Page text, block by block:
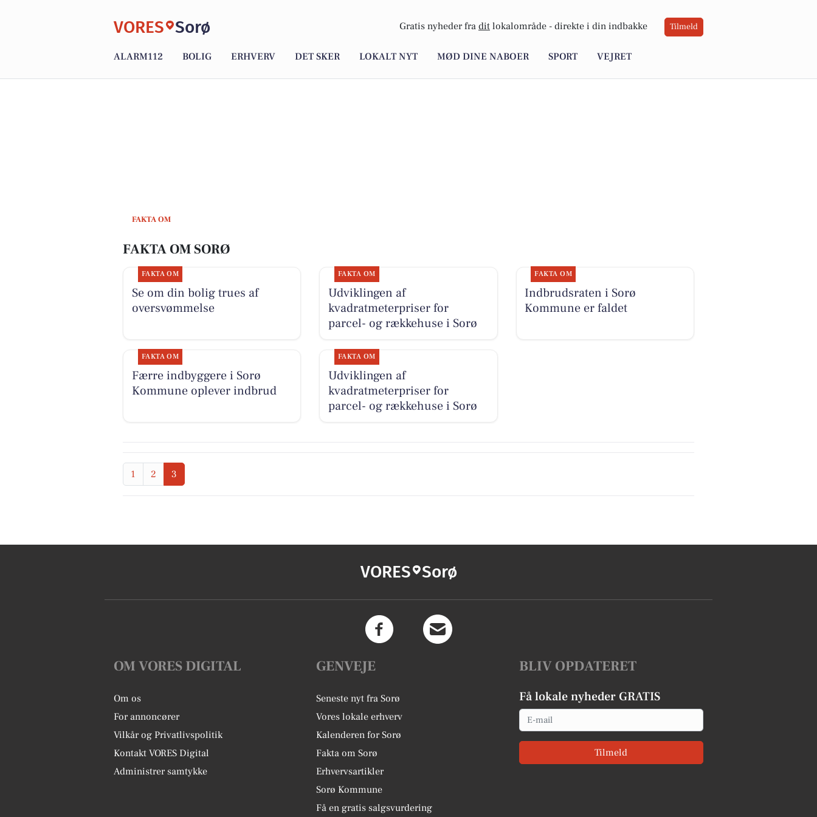
VORES Sorø Gratis nyheder fra dit lokalområde - direkte i din indbakke Tilmeld
ALARM112 BOLIG ERHVERV DET SKER LOKALT NYT MØD DINE NABOER SPORT VEJRET
FAKTA OM
FAKTA OM SORØ
FAKTA OM
Se om din bolig trues af
oversvømmelse
FAKTA OM
Udviklingen af
kvadratmeterpriser for
parcel- og rækkehuse i Sorø
FAKTA OM
Indbrudsraten i Sorø
Kommune er faldet
FAKTA OM
Færre indbyggere i Sorø
Kommune oplever indbrud
FAKTA OM
Udviklingen af
kvadratmeterpriser for
parcel- og rækkehuse i Sorø
1 2 3
VORES Sorø
OM VORES DIGITAL
Om os
For annoncører
Vilkår og Privatlivspolitik
Kontakt VORES Digital
Administrer samtykke
GENVEJE
Seneste nyt fra Sorø
Vores lokale erhverv
Kalenderen for Sorø
Fakta om Sorø
Erhvervsartikler
Sorø Kommune
Få en gratis salgsvurdering
BLIV OPDATERET
Få lokale nyheder GRATIS
Email
Tilmeld